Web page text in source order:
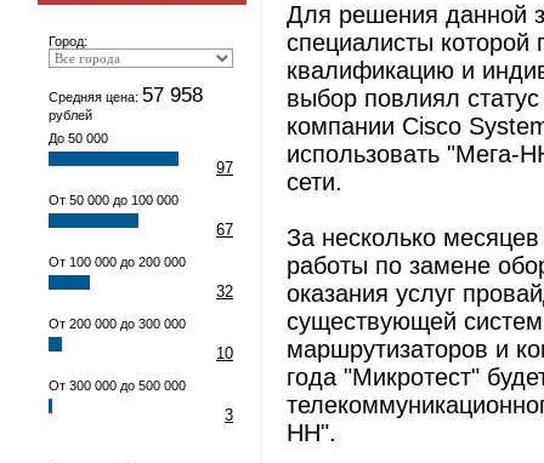
Город:
Средняя цена: 57 958
рублей
До 50 000
97
От 50 000 до 100 000
67
От 100 000 до 200 000
32
От 200 000 до 300 000
10
От 300 000 до 500 000
3
Для решения данной
специалисты
квалификацию и
выбор повлиял
компании Cisco
использовать "Мега-
сети.
За несколько
работы по замене
оказания услуг
существующей
маршрутизаторов и
года "Микротест"
НН".